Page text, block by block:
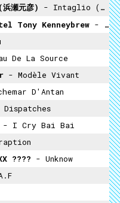
瀬元彦) - Intaglio (インタリヨ) (1986)
Tony Kenneybrew - Dans Le Secret & Clepsydre
De La Source
- Modèle Vivant
D'Antan
- I Cry Bai Bai
???? - Unknow